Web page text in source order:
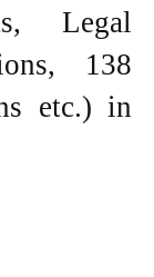
Legal
138
etc.) in